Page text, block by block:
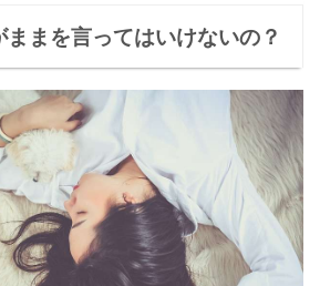
まを言ってはいけないの？